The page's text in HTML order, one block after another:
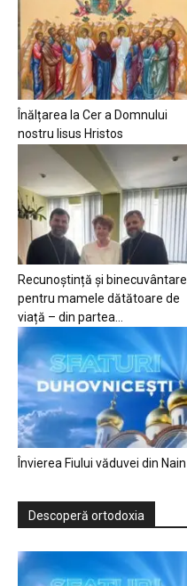
Înălțarea la Cer a Domnului
nostru Iisus Hristos
Recunoștință și binecuvântare
pentru mamele dătătoare de
viață – din partea...
Învierea Fiului văduvei din Nain
Descoperă ortodoxia